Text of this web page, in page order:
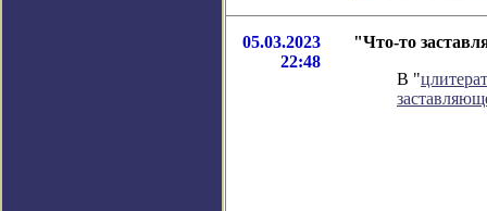
05.03.2023
22:48
"Что-то
В "